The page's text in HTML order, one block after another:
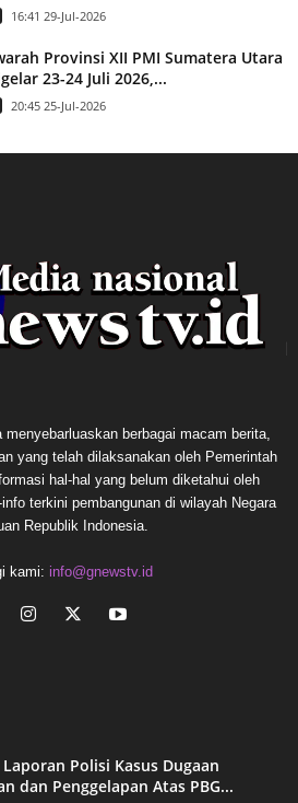
16:41 29-Jul-2026
Provinsi XII PMI Sumatera Utara
23-24 Juli 2026,...
20:45 25-Jul-2026
berbagai macam berita,
yang telah dilaksanakan oleh Pemerintah
hal-hal yang belum diketahui oleh
terkini pembangunan di wilayah Negara
Republik Indonesia.
kami: info@gnewstv.id
Polisi Kasus Dugaan
dan Penggelapan Atas PBG...